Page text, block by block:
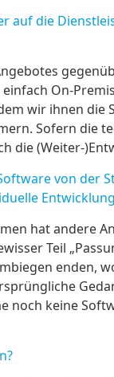
auf die
On-
wir ihnen die
Sofern die
die (Weiter-
von der
hat andere
Teil
enden,
noch keine